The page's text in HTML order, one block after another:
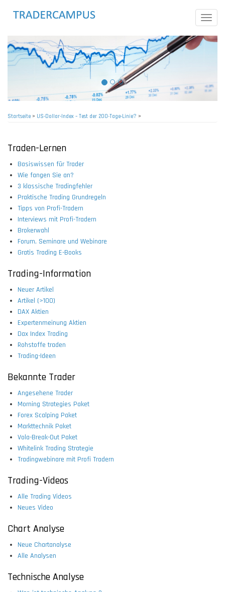
Toggle
Startseite> US-Dollar-Index – Test der 200-Tage-Linie? >
Traden-Lernen
Basiswissen für Trader
Wie fangen Sie an?
3 klassische Tradingfehler
Praktische Trading Grundregeln
Tipps von Profi-Tradern
Interviews mit Profi-Tradern
Brokerwahl
Forum, Seminare und Webinare
Gratis Trading E-Books
Trading-Information
Neuer Artikel
Artikel (>100)
DAX Aktien
Expertenmeinung Aktien
Dax Index Trading
Rohstoffe traden
Trading-Ideen
Bekannte Trader
Angesehene Trader
Morning Strategies Paket
Forex Scalping Paket
Markttechnik Paket
Vola-Break-Out Paket
Whitelink Trading Strategie
Tradingwebinare mit Profi Tradern
Trading-Videos
Alle Trading Videos
Neues Video
Chart Analyse
Neue Chartanalyse
Alle Analysen
Technische Analyse